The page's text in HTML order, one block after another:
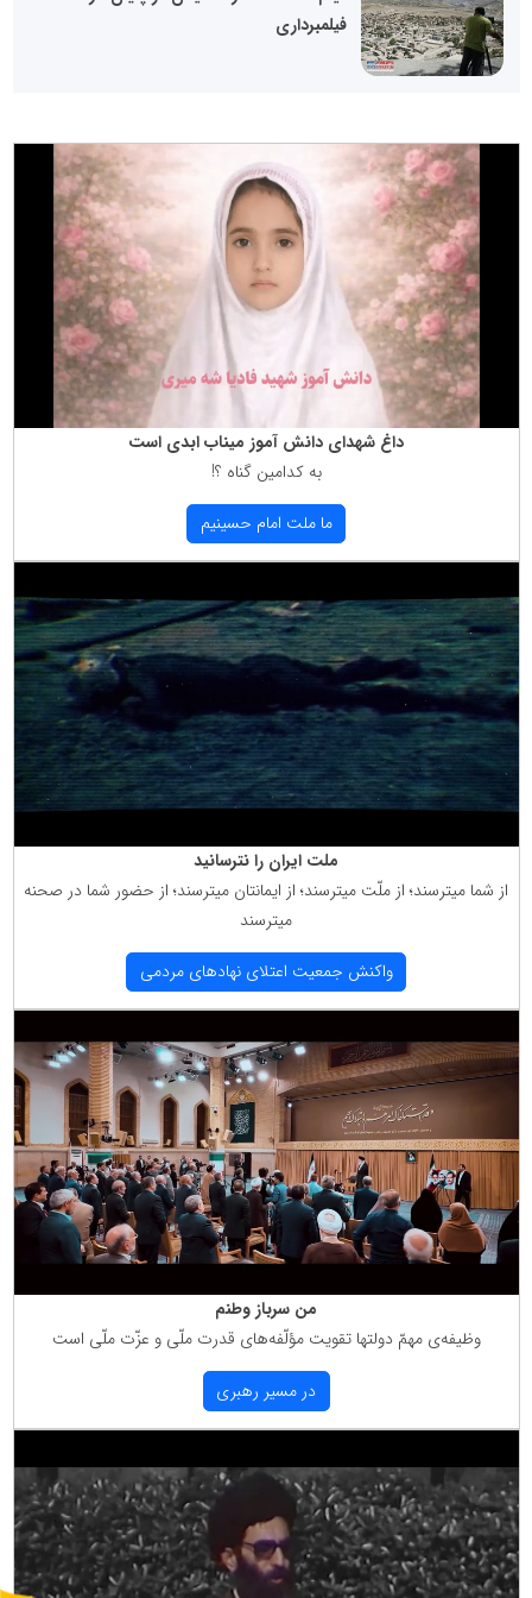
فیلمبرداری
داغ شهدای دانش آموز میناب ابدی است
به كدامین گناه ؟!
ما ملت امام حسینیم
ملت ایران را نترسانید
از شما میترسند؛ از ملّت میترسند؛ از ایمانتان میترسند؛ از حضور شما در صحنه
میترسند
واكنش جمعیت اعتلای نهادهای مردمی
من سرباز وطنم
وظیفه‌ی مهمّ دولتها تقویت مؤلّفه‌های قدرت ملّی و عزّت ملّی است
در مسیر رهبری